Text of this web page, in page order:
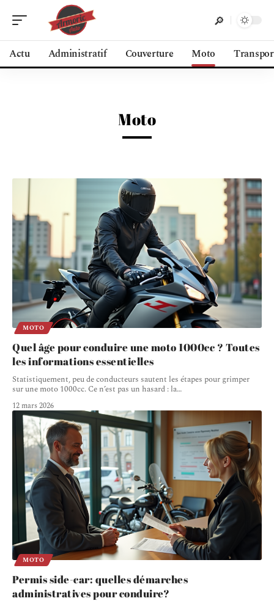
Actu Administratif Couverture Moto
Moto
MOTO
Quel âge pour conduire une moto 1000cc ? Toutes
les informations essentielles
Statistiquement, peu de conducteurs sautent les étapes pour grimper
sur une moto 1000cc. Ce n’est pas un hasard : la…
12 mars 2026
MOTO
Permis side-car: quelles démarches
administratives pour conduire?